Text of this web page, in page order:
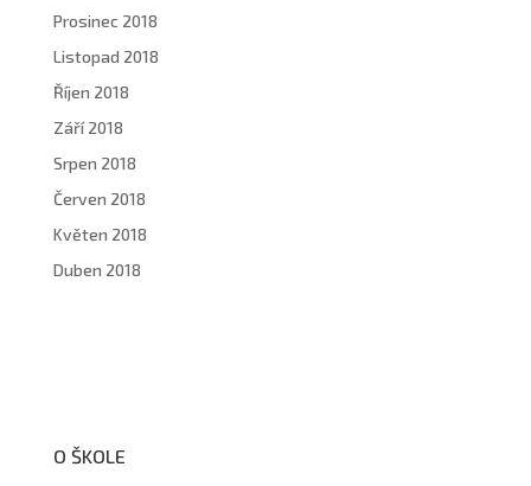
Prosinec 2018
Listopad 2018
Říjen 2018
Září 2018
Srpen 2018
Červen 2018
Květen 2018
Duben 2018
O ŠKOLE